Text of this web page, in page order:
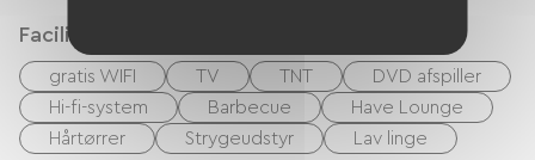
Faciliteter
gratis WIFI TV TNT
DVD afspiller
Hi-fi-system
Barbecue
Have Lounge
Hårtørrer
Strygeudstyr Lav linge